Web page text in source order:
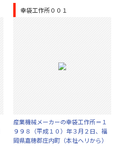
幸袋工作所００１
産業機械メーカーの幸袋工作所＝１
９９８（平成１０）年３月２日、福
岡県嘉穂郡庄内町（本社ヘリから）